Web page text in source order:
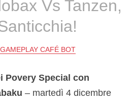
Vs Tanzen,
GAMEPLAY CAFÉ BOT
Povery Special con
– martedì 4 dicembre